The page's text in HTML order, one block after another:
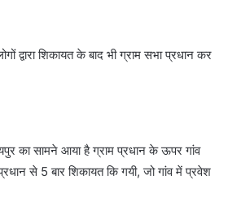
द्वारा शिकायत के बाद भी ग्राम सभा प्रधान कर
का सामने आया है ग्राम प्रधान के ऊपर गांव
से 5 बार शिकायत कि गयी, जो गांव में प्रवेश